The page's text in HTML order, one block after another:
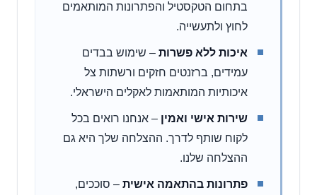
בתחום הטקסטיל והפתרונות המותאמים
לחוץ ולתעשייה.
איכות ללא פשרות– שימוש בבדים
עמידים, ברזנטים חזקים ורשתות צל
איכותיות המותאמות לאקלים הישראלי.
שירות אישי ואמין – אנחנו רואים בכל
לקוח שותף לדרך. ההצלחה שלך היא גם
ההצלחה שלנו.
פתרונות בהתאמה אישית– סוככים,